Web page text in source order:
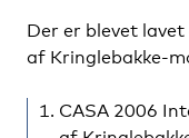
Der er blevet
af Kringlebakke-
CASA 2006